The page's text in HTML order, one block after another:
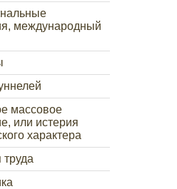
международный
массовое
или истерия
характера
труда